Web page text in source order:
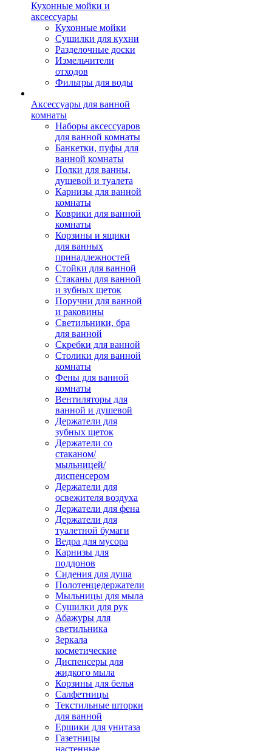
Кухонные мойки и
аксессуары
Кухонные мойки
Сушилки для кухни
Разделочные доски
Измельчители
отходов
Фильтры для воды
Аксессуары для ванной
комнаты
Наборы аксессуаров
для ванной комнаты
Банкетки, пуфы для
ванной комнаты
Полки для ванны,
душевой и туалета
Карнизы для ванной
комнаты
Коврики для ванной
комнаты
Корзины и ящики
для ванных
принадлежностей
Стойки для ванной
Стаканы для ванной
и зубных щеток
Поручни для ванной
и раковины
Светильники, бра
для ванной
Скребки для ванной
Столики для ванной
комнаты
Фены для ванной
комнаты
Вентиляторы для
ванной и душевой
Держатели для
зубных щеток
Держатели со
стаканом/
мыльницей/
диспенсером
Держатели для
освежителя воздуха
Держатели для фена
Держатели для
туалетной бумаги
Ведра для мусора
Карнизы для
поддонов
Сидения для душа
Полотенцедержатели
Мыльницы для мыла
Сушилки для рук
Абажуры для
светильника
Зеркала
косметические
Диспенсеры для
жидкого мыла
Корзины для белья
Салфетницы
Текстильные шторки
для ванной
Ершики для унитаза
Газетницы
настенные